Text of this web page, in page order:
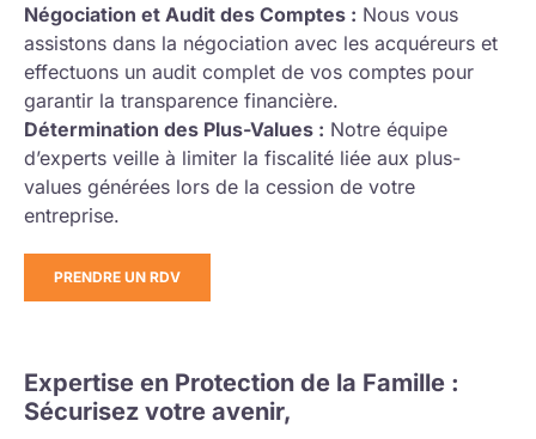
Négociation et Audit des Comptes : Nous vous
assistons dans la négociation avec les acquéreurs et
effectuons un audit complet de vos comptes pour
garantir la transparence financière.
Détermination des Plus-Values : Notre équipe
d’experts veille à limiter la fiscalité liée aux plus-
values générées lors de la cession de votre
entreprise.
PRENDRE UN RDV
Expertise en Protection de la Famille :
Sécurisez votre avenir,